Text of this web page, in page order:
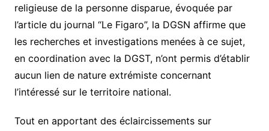
religieuse de la personne disparue, évoquée par
l’article du journal “Le Figaro”, la DGSN affirme que
les recherches et investigations menées à ce sujet,
en coordination avec la DGST, n’ont permis d’établir
aucun lien de nature extrémiste concernant
l’intéressé sur le territoire national.
Tout en apportant des éclaircissements sur